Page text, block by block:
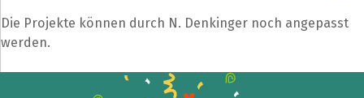
Die Projekte können durch N. Denkinger noch angepasst
werden.